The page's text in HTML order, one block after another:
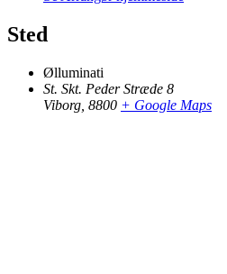
Sted
Ølluminati
St. Skt. Peder Stræde 8
Viborg 8800 + Google Maps